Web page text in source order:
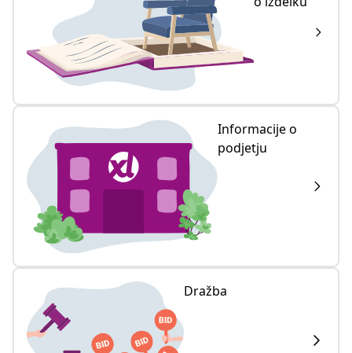
Informacije o
podjetju
Dražba